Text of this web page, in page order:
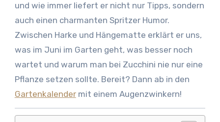
und wie immer liefert er nicht nur Tipps, sondern
auch einen charmanten Spritzer Humor.
Zwischen Harke und Hängematte erklärt er uns,
was im Juni im Garten geht, was besser noch
wartet und warum man bei Zucchini nie nur eine
Pflanze setzen sollte. Bereit? Dann ab in den
Gartenkalendermit einem Augenzwinkern!